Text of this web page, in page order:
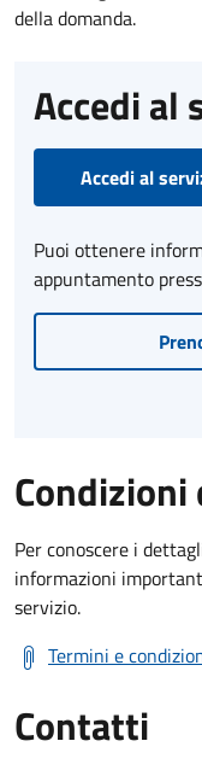
della domanda.
Accedi al
Accedi al
Puoi ottenere
appuntamento
Per conoscere i
informazioni
servizio.
Termini e
Contatti